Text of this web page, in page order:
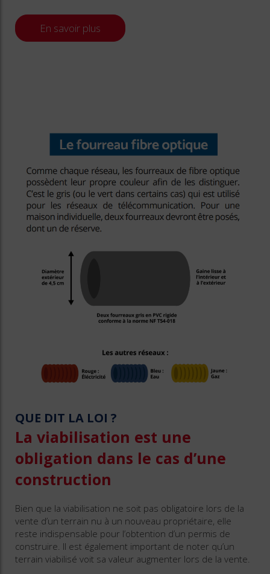
En savoir plus
QUE DIT LA LOI ?
La viabilisation est une
obligation dans le cas d’une
construction
Bien que la viabilisation ne soit pas obligatoire lors de la
vente d’un terrain nu à un nouveau propriétaire, elle
reste indispensable pour l’obtention d’un permis de
construire. Il est également important de noter qu’un
terrain viabilisé voit sa valeur augmenter lors de la vente.